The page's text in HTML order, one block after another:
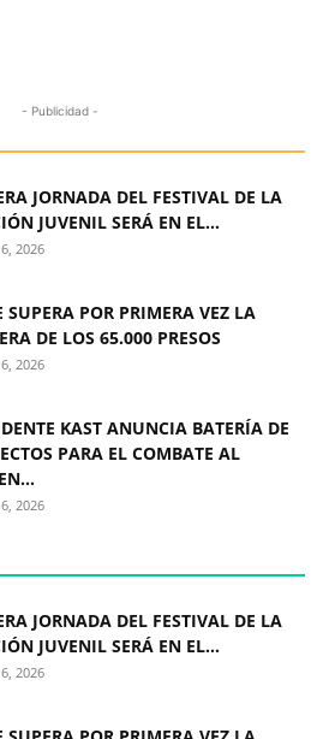
- Publicidad -
JORNADA DEL FESTIVAL DE LA
JUVENIL SERÁ EN EL...
2026
SUPERA POR PRIMERA VEZ LA
DE LOS 65.000 PRESOS
2026
KAST ANUNCIA BATERÍA DE
PARA EL COMBATE AL
2026
JORNADA DEL FESTIVAL DE LA
JUVENIL SERÁ EN EL...
2026